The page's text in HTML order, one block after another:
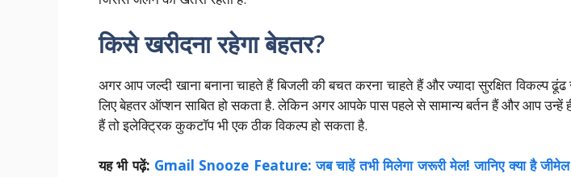
किसे खरीदना रहेगा बेहतर?
अगर आप जल्दी खाना बनाना चाहते हैं बिजली की बचत करना चाहते हैं और ज्यादा सुरक्षित विकल्प
लिए बेहतर ऑप्शन साबित हो सकता है. लेकिन अगर आपके पास पहले से सामान्य बर्तन हैं और आप उन्हें
हैं तो इलेक्ट्रिक कुकटॉप भी एक ठीक विकल्प हो सकता है.
यह भी पढ़ें: Gmail Snooze Feature: जब चाहें तभी मिलेगा जरूरी मेल! जानिए क्या है